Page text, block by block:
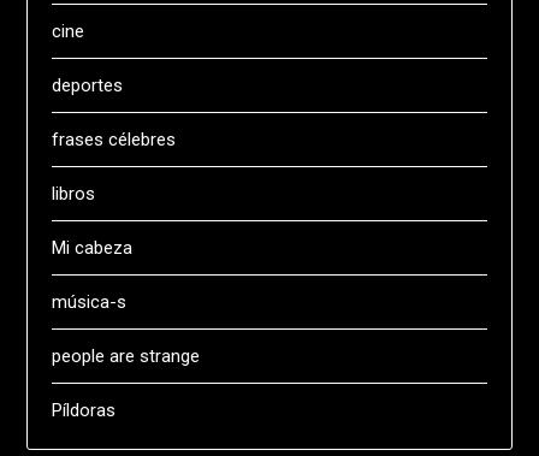
cine
deportes
frases célebres
libros
Mi cabeza
música-s
people are strange
Píldoras